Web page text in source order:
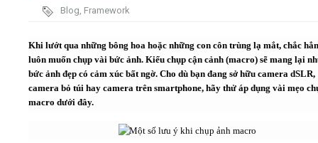
Kiến thức
Blog, Framework
Khi lướt qua những bông hoa hoặc những con côn trùng lạ mắt, chắc
luôn muốn chụp vài bức ảnh. Kiểu chụp cận cảnh (macro) sẽ mang lại
bức ảnh đẹp có cảm xúc bất ngờ. Cho dù bạn đang sở hữu camera dSLR,
camera bỏ túi hay camera trên smartphone, hãy thử áp dụng vài mẹo
macro dưới đây.